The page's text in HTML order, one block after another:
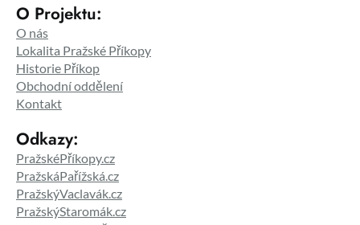
O Projektu:
O nás
Lokalita Pražské Příkopy
Historie Příkop
Obchodní oddělení
Kontakt
Odkazy:
PražskéPříkopy.cz
PražskáPařížská.cz
PražskýVaclavák.cz
PražskýStaromák.cz